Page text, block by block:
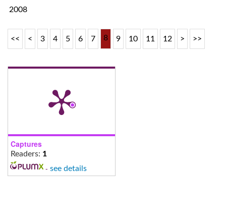
2008
<< < 3 4 5 6 7 8 9 10 11 12 > >>
Captures
Readers: 1
- see details